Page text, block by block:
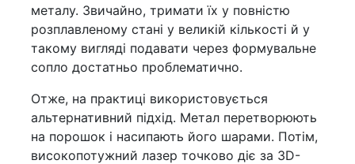
металу. Звичайно, тримати їх у повністю
розплавленому стані у великій кількості й у
такому вигляді подавати через формувальне
сопло достатньо проблематично.
Отже, на практиці використовується
альтернативний підхід. Метал перетворюють
на порошок і насипають його шарами. Потім,
високопотужний лазер точково діє за 3D-